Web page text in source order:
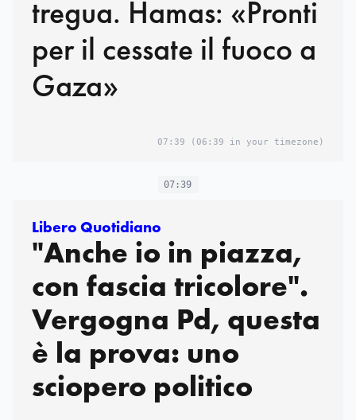
tregua. Hamas: «Pronti
per il cessate il fuoco a
Gaza»
07:39 (06:39 in your timezone)
07:39
Libero Quotidiano
"Anche io in piazza,
con fascia tricolore".
Vergogna Pd, questa
è la prova: uno
sciopero politico